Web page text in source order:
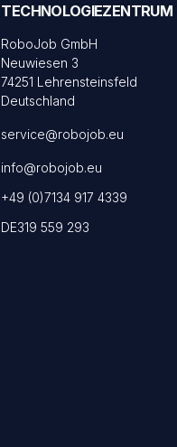
TECHNOLOGIEZENTRUM
RoboJob GmbH
Neuwiesen 3
74251 Lehrensteinsfeld
Deutschland
service@robojob.eu
info@robojob.eu
+49 (0)7134 917 4339
DE319 559 293